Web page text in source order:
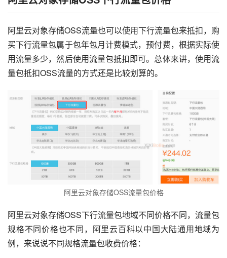
阿里云对象存储OSS流量也可以使用下行流量包来抵扣，购
买下行流量包属于包年包月计费模式，预付费，根据实际使
用流量多少，然后使用流量包抵扣即可。总体来讲，使用流
量包抵扣OSS流量的方式还是比较划算的。
阿里云对象存储OSS流量包价格
阿里云对象存储OSS下行流量包地域不同价格不同，流量包
规格不同价格也不同，阿里云百科以中国大陆通用地域为
例，来说说不同规格流量包收费价格：